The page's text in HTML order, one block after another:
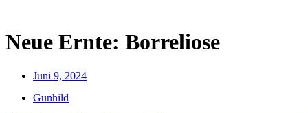
Neue Ernte: Borreliose
Juni 9, 2024
Gunhild